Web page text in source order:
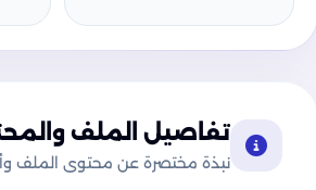
تفاصيل الملف
نبذة مختصرة عن محتوى الملف